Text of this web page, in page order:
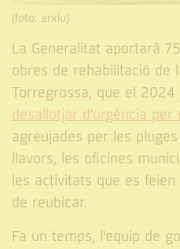
(foto: arxiu)
La Generalitat aportarà
obres de rehabilitació de
Torregrossa, que el 2024
desallotjar d'urgència per
agreujades per les
llavors, les oficines
les activitats que es
de reubicar.
Fa un temps, l'equip de